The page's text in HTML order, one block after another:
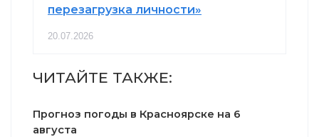
перезагрузка личности»
20.07.2026
ЧИТАЙТЕ ТАКЖЕ:
Прогноз погоды в Красноярске на 6
августа